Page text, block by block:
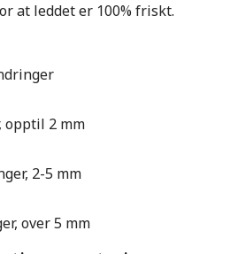
at leddet er 100% friskt.
opptil 2 mm
2-5 mm
over 5 mm